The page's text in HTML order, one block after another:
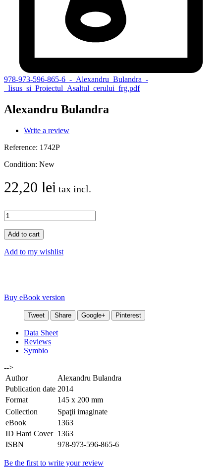
978-973-596-865-6_-_Alexandru_Bulandra_-
_Iisus_si_Proiectul_Asaltul_cerului_frg.pdf
Alexandru Bulandra
Write a review
Reference: 1742P
Condition: New
22,20 lei tax incl.
Add to cart
Add to my wishlist
Buy eBook version
Tweet Share Google+ Pinterest
Data Sheet
Reviews
Symbio
-->
Author
Alexandru Bulandra
Publication date 2014
Format
145 x 200 mm
Collection
Spaţii imaginate
eBook
1363
ID Hard Cover 1363
ISBN
978-973-596-865-6
Be the first to write your review